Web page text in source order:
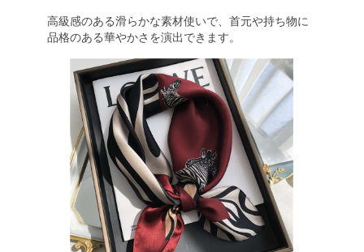
高級感のある滑らかな素材使いで、首元や持ち物に
品格のある華やかさを演出できます。